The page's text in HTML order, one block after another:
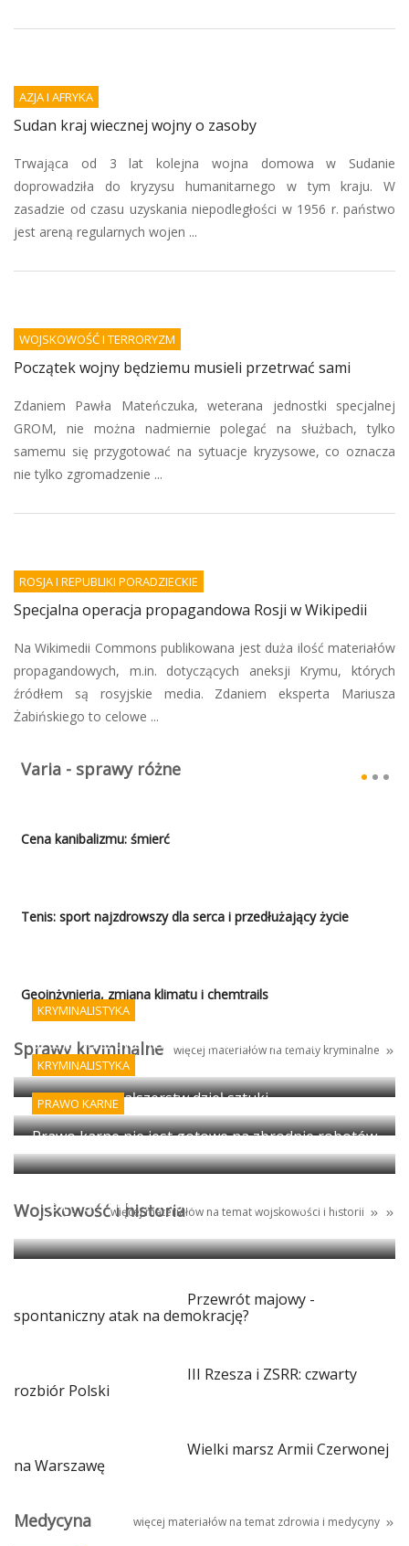
AZJA I AFRYKA
Sudan kraj wiecznej wojny o zasoby
Trwająca od 3 lat kolejna wojna domowa w Sudanie
doprowadziła do kryzysu humanitarnego w tym kraju. W
zasadzie od czasu uzyskania niepodległości w 1956 r. państwo
jest areną regularnych wojen ...
WOJSKOWOŚĆ I TERRORYZM
Początek wojny będziemu musieli przetrwać sami
Zdaniem Pawła Mateńczuka, weterana jednostki specjalnej
GROM, nie można nadmiernie polegać na służbach, tylko
samemu się przygotować na sytuacje kryzysowe, co oznacza
nie tylko zgromadzenie ...
ROSJA I REPUBLIKI PORADZIECKIE
Specjalna operacja propagandowa Rosji w Wikipedii
Na Wikimedii Commons publikowana jest duża ilość materiałów
propagandowych, m.in. dotyczących aneksji Krymu, których
źródłem są rosyjskie media. Zdaniem eksperta Mariusza
Żabińskiego to celowe ...
Varia - sprawy różne
Cena kanibalizmu: śmierć
Tenis: sport najzdrowszy dla serca i przedłużający życie
Geoinżynieria, zmiana klimatu i chemtrails
Sprawy kryminalne więcej materiałów na tematy kryminalne
KRYMINALISTYKA
Sztuka fałszowania podpisów i AI - koniec
porządku prawnego?
KRYMINALISTYKA
Wykrywanie fałszerstw dzieł sztuki
PRAWO KARNE
Prawo karne nie jest gotowe na zbrodnie robotów
Wojskowość i historia
więcej materiałów na tematwojskowości i historii
Egipt: granica między antyczną propagandą i
magią
Przewrót majowy -
spontaniczny atak na demokrację?
III Rzesza i ZSRR: czwarty
rozbiór Polski
Wielki marsz Armii Czerwonej
na Warszawę
Medycyna więcej materiałów na temat zdrowia i medycyny